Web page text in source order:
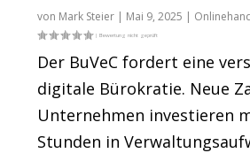
von Mark Steier | Mai 9, 2025 |
Der BuVeC fordert eine
digitale Bürokratie. Neue
Unternehmen investieren
Stunden in